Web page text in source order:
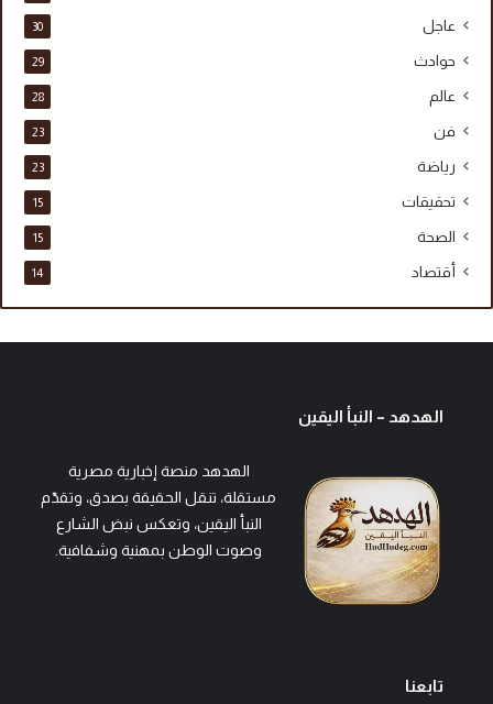
عاجل 30
حوادث 29
عالم 28
فن 23
رياضة 23
تحقيقات 15
الصحة 15
أقتصاد 14
الهدهد – النبأ اليقين
الهدهد منصة إخبارية مصرية
مستقلة، تنقل الحقيقة بصدق، وتقدّم
النبأ اليقين، وتعكس نبض الشارع
وصوت الوطن بمهنية وشفافية.
تابعنا